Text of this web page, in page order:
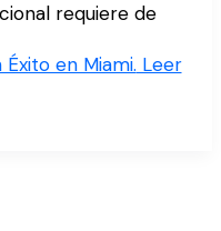
requiere de
en Miami. Leer